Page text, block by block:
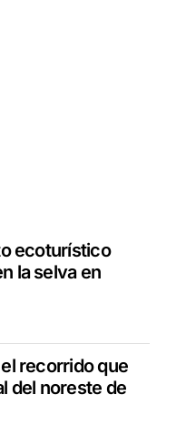
ecoturístico
la selva en
recorrido que
del noreste de